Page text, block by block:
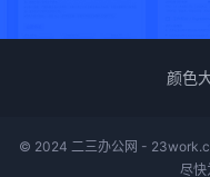
颜色
© 2024 二三办公网 -
尽快